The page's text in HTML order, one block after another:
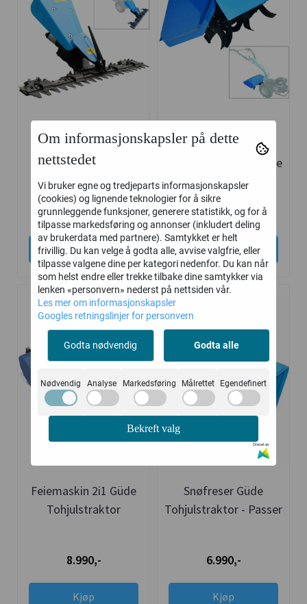
Slåmaskin /
Klippebjelke 97cm
Güde Tohjulstraktor
6.990,-
Kjøp
Jordfreser 60cm /
Bakmontert Fres Güde
Tohjulstraktor
6.990,-
Kjøp
Feiemaskin 2i1 Güde
Tohjulstraktor
8.990,-
Kjøp
Snøfreser Güde
Tohjulstraktor - Passer
6.990,-
Kjøp
Om informasjonskapsler på dette
nettstedet
Vi bruker egne og tredjeparts informasjonskapsler
(cookies) og lignende teknologier for å sikre
grunnleggende funksjoner, generere statistikk, og for å
tilpasse markedsføring og annonser (inkludert deling
av brukerdata med partnere). Samtykket er helt
frivillig. Du kan velge å godta alle, avvise valgfrie, eller
tilpasse valgene dine per kategori nedenfor. Du kan når
som helst endre eller trekke tilbake dine samtykker via
lenken «personvern» nederst på nettsiden vår.
Les mer om informasjonskapsler
Googles retningslinjer for personvern
Godta nødvendig Godta alle
Nødvendig Analyse Markedsføring Målrettet Egendefinert
Bekreft valg
Drevet av